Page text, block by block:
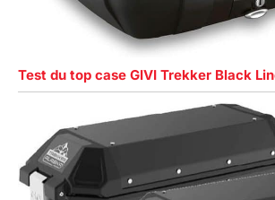
Test du top case GIVI Trekker Black